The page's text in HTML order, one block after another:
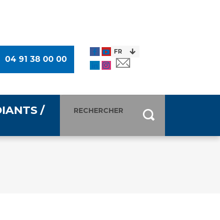
04 91 38 00 00
/